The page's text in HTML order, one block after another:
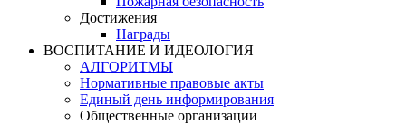
Достижения
Награды
ВОСПИТАНИЕ И ИДЕОЛОГИЯ
АЛГОРИТМЫ
Нормативные правовые акты
Единый день информирования
Общественные организации